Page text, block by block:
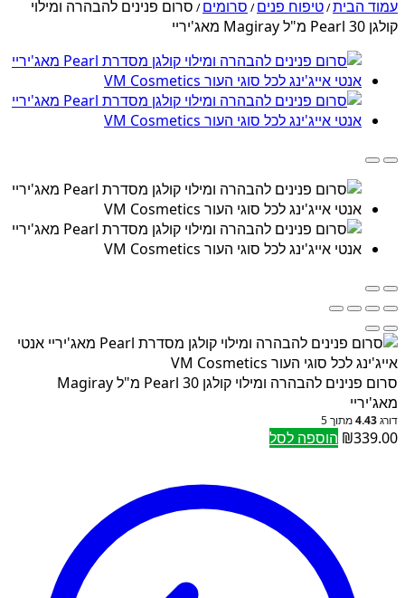
עמוד הבית/טיפוח פנים/ סרומים/ סרום פנינים להבהרה ומילוי
קולגן Pearl 30 מ"ל Magiray מאג'יריי
סרום פנינים להבהרה ומילוי קולגן Pearl 30 מ"ל Magiray
מאג'יריי
דורג4.43מתוך 5
₪339.00 הוספה לסל